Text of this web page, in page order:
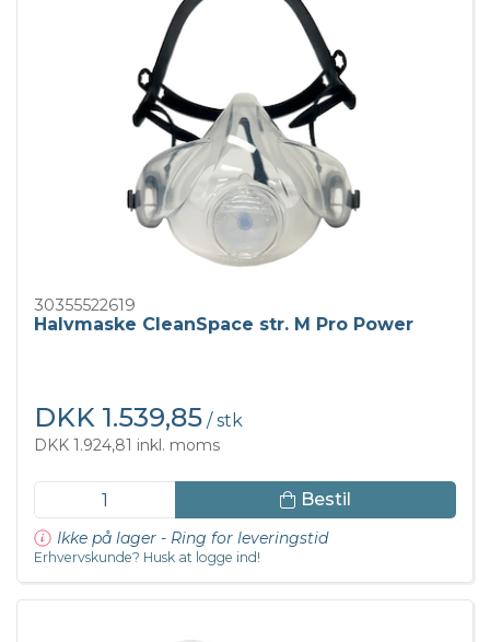
30355522619
Halvmaske CleanSpace str. M Pro Power
DKK 1.539,85 / stk
DKK 1.924,81 inkl. moms
Bestil
Ikke på lager - Ring for leveringstid
Erhvervskunde? Husk at logge ind!